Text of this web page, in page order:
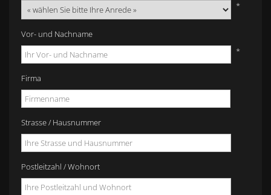
*
Vor- und Nachname
*
Firma
Strasse / Hausnummer
Postleitzahl / Wohnort